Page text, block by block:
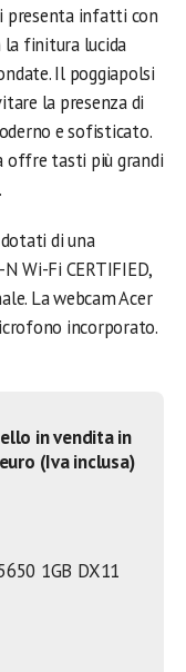
presenta infatti con
la finitura lucida
Il poggiapolsi
la presenza di
e sofisticato.
offre tasti più grandi
di una
Wi-Fi CERTIFIED,
La webcam Acer
incorporato.
in vendita in
(Iva inclusa)
1GB DX11